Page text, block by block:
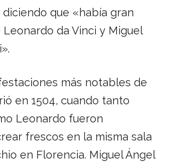
que «había gran
da Vinci y Miguel
más notables de
en 1504, cuando tanto
Leonardo fueron
frescos en la misma sala
en Florencia. Miguel Ángel